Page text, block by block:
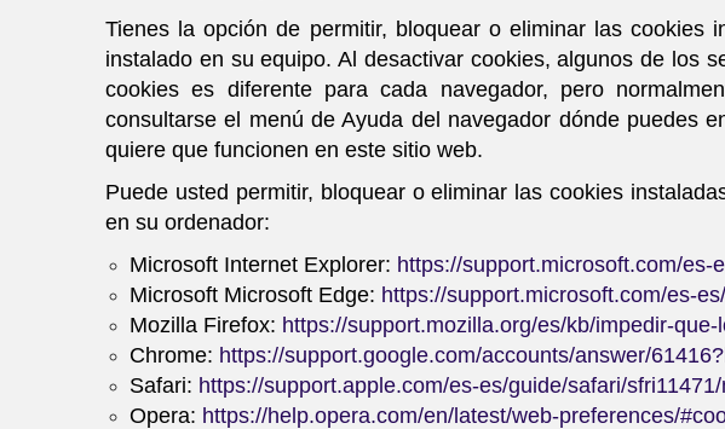
Tienes la opción de permitir, bloquear o eliminar las cookies
instalado en su equipo. Al desactivar cookies, algunos de los
cookies es diferente para cada navegador, pero
consultarse el menú de Ayuda del navegador dónde puedes
quiere que funcionen en este sitio web.
Puede usted permitir, bloquear o eliminar las cookies
en su ordenador:
Microsoft Internet Explorer: https://support.microsoft.com/
Microsoft Microsoft Edge: https://support.microsoft.com/es-
Mozilla Firefox: https://support.mozilla.org/es/kb/impedir-
Chrome: https://support.google.com/accounts/answer/
Safari: https://support.apple.com/es-es/guide/safari/
Opera: https://help.opera.com/en/latest/web-preferences/